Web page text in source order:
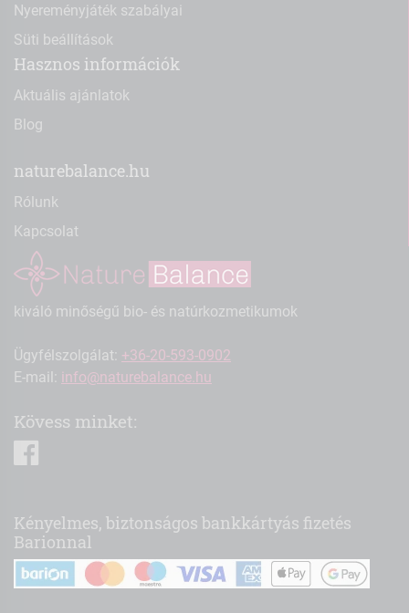
Nyereményjáték szabályai
Süti beállítások
Hasznos információk
Aktuális ajánlatok
Blog
naturebalance.hu
Rólunk
Kapcsolat
kiváló minőségű bio- és natúrkozmetikumok
Ügyfélszolgálat: +36-20-593-0902
E-mail: info@naturebalance.hu
Kövess minket:
Kényelmes, biztonságos bankkártyás fizetés
Barionnal